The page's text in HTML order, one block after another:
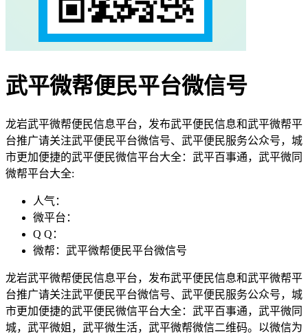
武平微帮便民平台微信号
龙岩武平微帮便民信息平台，发布武平便民信息和武平微帮平
台推广请关注武平便民平台微信号、武平便民服务公众号，城
市更加便捷的武平便民微信平台大全：武平百事通，武平微同
微帮平台大全:
人气：
微平台：
Q Q：
微帮：武平微帮便民平台微信号
龙岩武平微帮便民信息平台，发布武平便民信息和武平微帮平
台推广请关注武平便民平台微信号、武平便民服务公众号，城
市更加便捷的武平便民微信平台大全：武平百事通，武平微同
城，武平微姐，武平微生活，武平微帮微信二维码。以微信为